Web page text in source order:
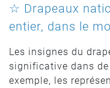
☆ Drapeaux
entier, dans le
Les insignes du
significative dans
exemple, les